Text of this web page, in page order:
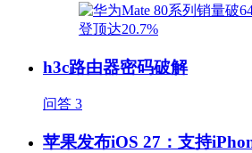
h3c路由器密码破解
问答 3
苹果发布iOS 27：支持